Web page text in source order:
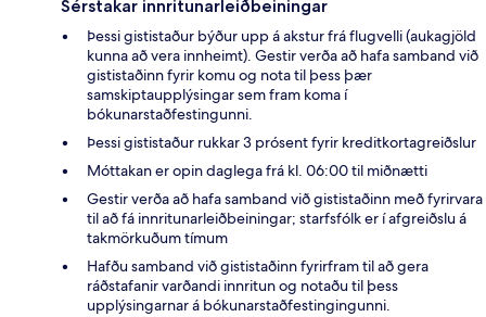
Sérstakar innritunarleiðbeiningar
Þessi gististaður býður upp á akstur frá flugvelli (aukagjöld
kunna að vera innheimt). Gestir verða að hafa samband við
gististaðinn fyrir komu og nota til þess þær
samskiptaupplýsingar sem fram koma í
bókunarstaðfestingunni.
Þessi gististaður rukkar 3 prósent fyrir kreditkortagreiðslur
Móttakan er opin daglega frá kl. 06:00 til miðnætti
Gestir verða að hafa samband við gististaðinn með fyrirvara
til að fá innritunarleiðbeiningar; starfsfólk er í afgreiðslu á
takmörkuðum tímum
Hafðu samband við gististaðinn fyrirfram til að gera
ráðstafanir varðandi innritun og notaðu til þess
upplýsingarnar á bókunarstaðfestingingunni.